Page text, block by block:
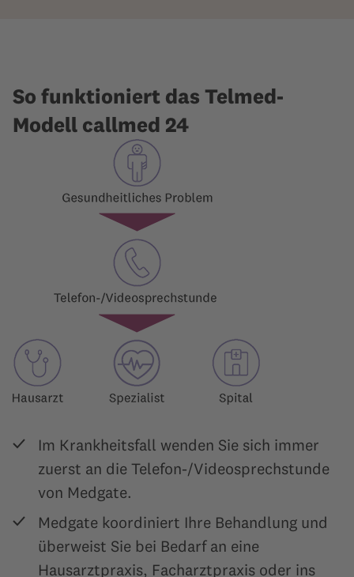
So funktioniert das Telmed-
Modell callmed 24
Im Krankheitsfall wenden Sie sich immer
zuerst an die Telefon-/Videosprechstunde
von Medgate.
Medgate koordiniert Ihre Behandlung und
überweist Sie bei Bedarf an eine
Hausarztpraxis, Facharztpraxis oder ins